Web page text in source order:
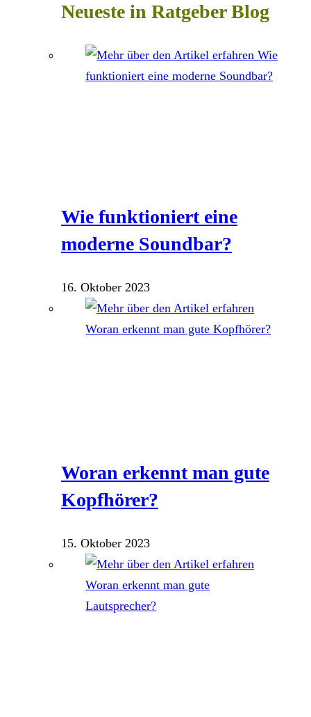
Neueste in Ratgeber Blog
Wie funktioniert eine
moderne Soundbar?
16. Oktober 2023
Woran erkennt man gute
Kopfhörer?
15. Oktober 2023